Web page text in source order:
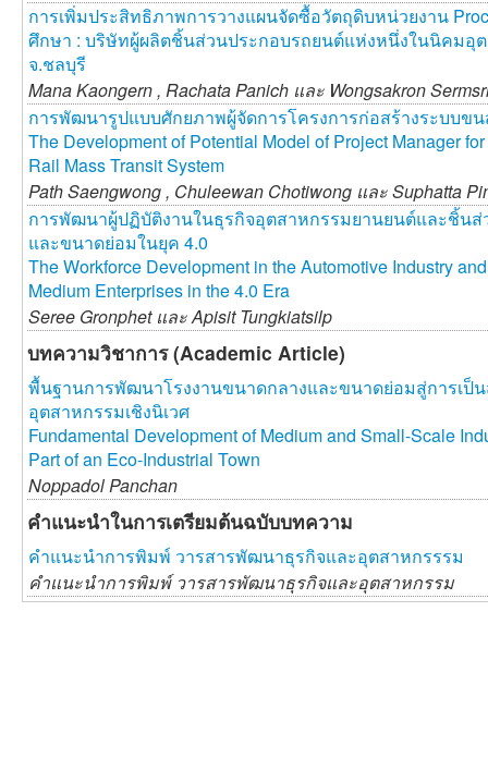
การเพิ่มประสิทธิภาพการวางแผนจัดซื้อวัตถุดิบหน่วยงาน
ศึกษา : บริษัทผู้ผลิตชิ้นส่วนประกอบรถยนต์แห่งหนึ่งในนิคมอุ
จ.ชลบุรี
Mana Kaongern , Rachata Panich และ Wongsakron
การพัฒนารูปแบบศักยภาพผู้จัดการโครงการก่อสร้างระบบขน
The Development of Potential Model of Project Manager
Rail Mass Transit System
Path Saengwong , Chuleewan Chotiwong และSuphatta
การพัฒนาผู้ปฏิบัติงานในธุรกิจอุตสาหกรรมยานยนต์และชิ้น
และขนาดย่อมในยุค 4.0
The Workforce Development in the Automotive Industry
Medium Enterprises in the 4.0 Era
Seree Gronphet และApisit Tungkiatsilp
บทความวิชาการ (Academic Article)
พื้นฐานการพัฒนาโรงงานขนาดกลางและขนาดย่อมสู่การเป็
อุตสาหกรรมเชิงนิเวศ
Fundamental Development of Medium and Small-Scale
Part of an Eco-Industrial Town
Noppadol Panchan
คำแนะนำในการเตรียมต้นฉบับบทความ
คำแนะนำการพิมพ์ วารสารพัฒนาธุรกิจและอุตสาหกรรรม
คำแนะนำการพิมพ์ วารสารพัฒนาธุรกิจและอุตสาหกรรม